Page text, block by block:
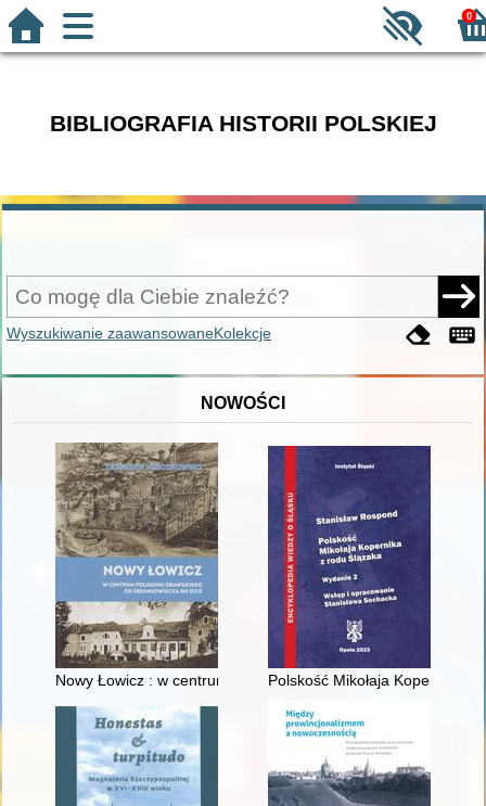
0
BIBLIOGRAFIA HISTORII POLSKIEJ
Wyszukiwanie zaawansowaneKolekcje
NOWOŚCI
Nowy Łowicz : w centrum poligonu drawskiego od
Polskość Mikołaja Kopernika z